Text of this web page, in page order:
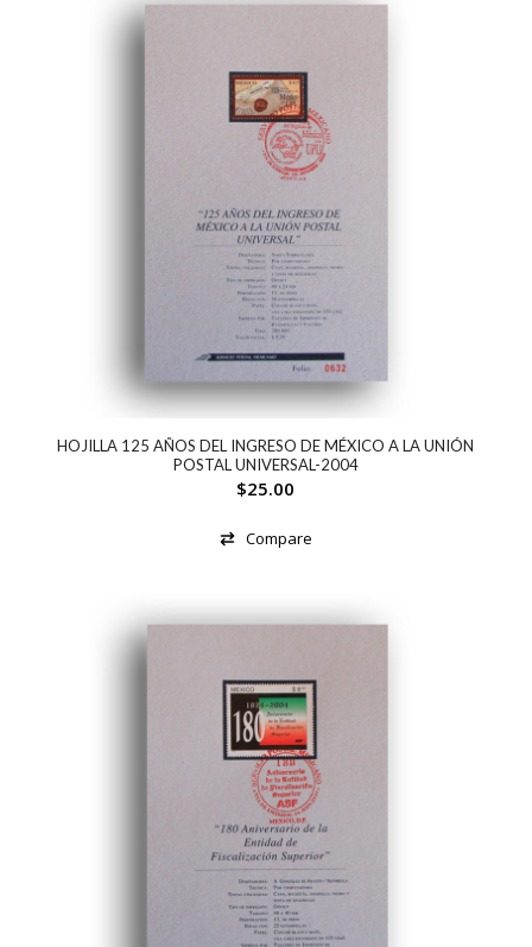
HOJILLA 125 AÑOS DEL INGRESO DE MÉXICO A LA UNIÓN
POSTAL UNIVERSAL-2004
$25.00
Compare